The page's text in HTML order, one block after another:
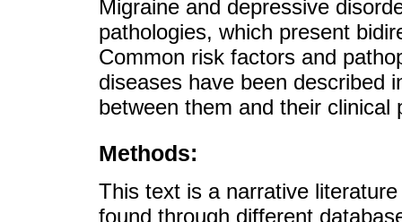
Migraine and depressive
pathologies, which present
Common risk factors and
diseases have been described
between them and their clinical
Methods:
This text is a narrative
found through different